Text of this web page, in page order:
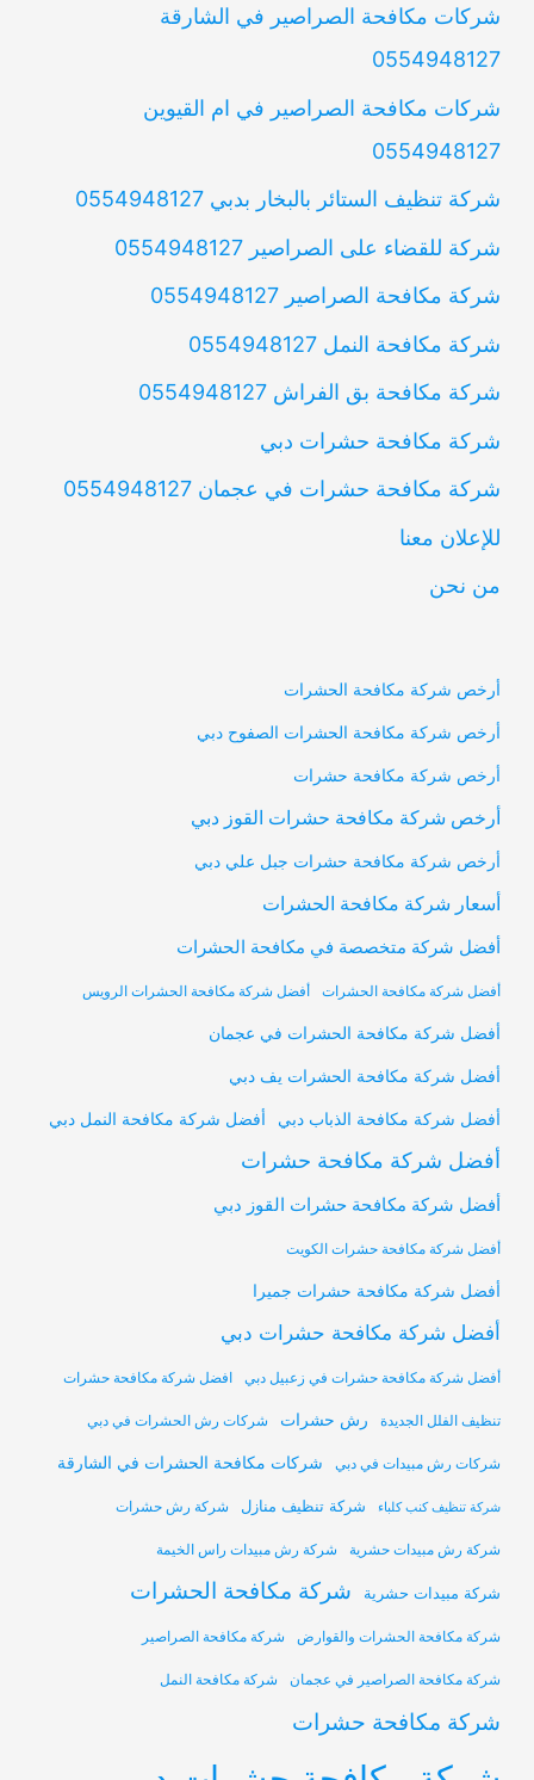
شركات مكافحة الصراصير في الشارقة
0554948127
شركات مكافحة الصراصير في ام القيوين
0554948127
شركة تنظيف الستائر بالبخار بدبي 0554948127
شركة للقضاء على الصراصير 0554948127
شركة مكافحة الصراصير 0554948127
شركة مكافحة النمل 0554948127
شركة مكافحة بق الفراش 0554948127
شركة مكافحة حشرات دبي
شركة مكافحة حشرات في عجمان 0554948127
للإعلان معنا
من نحن
أرخص شركة مكافحة الحشرات
أرخص شركة مكافحة الحشرات الصفوح دبي
أرخص شركة مكافحة حشرات
أرخص شركة مكافحة حشرات القوز دبي
أرخص شركة مكافحة حشرات جبل علي دبي
أسعار شركة مكافحة الحشرات
أفضل شركة متخصصة في مكافحة الحشرات
أفضل شركة مكافحة الحشرات أفضل شركة مكافحة الحشرات الرويس
أفضل شركة مكافحة الحشرات في عجمان
أفضل شركة مكافحة الحشرات يف دبي
أفضل شركة مكافحة الذباب دبي أفضل شركة مكافحة النمل دبي
أفضل شركة مكافحة حشرات
أفضل شركة مكافحة حشرات القوز دبي
أفضل شركة مكافحة حشرات الكويت
أفضل شركة مكافحة حشرات جميرا
أفضل شركة مكافحة حشرات دبي
أفضل شركة مكافحة حشرات في زعبيل دبي افضل شركة مكافحة حشرات
تنظيف الفلل الجديدة رش حشرات شركات رش الحشرات في دبي
شركات رش مبيدات في دبي شركات مكافحة الحشرات في الشارقة
شركة تنظيف كنب كلباء شركة تنظيف منازل شركة رش حشرات
شركة رش مبيدات حشرية شركة رش مبيدات راس الخيمة
شركة مبيدات حشرية شركة مكافحة الحشرات
شركة مكافحة الحشرات والقوارض شركة مكافحة الصراصير
شركة مكافحة الصراصير في عجمان شركة مكافحة النمل
شركة مكافحة حشرات